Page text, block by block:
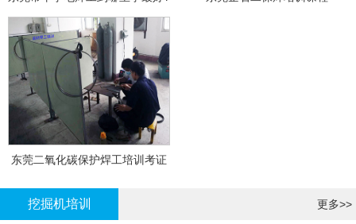
东莞二氧化碳保护焊工培训考证
挖掘机培训 更多>>